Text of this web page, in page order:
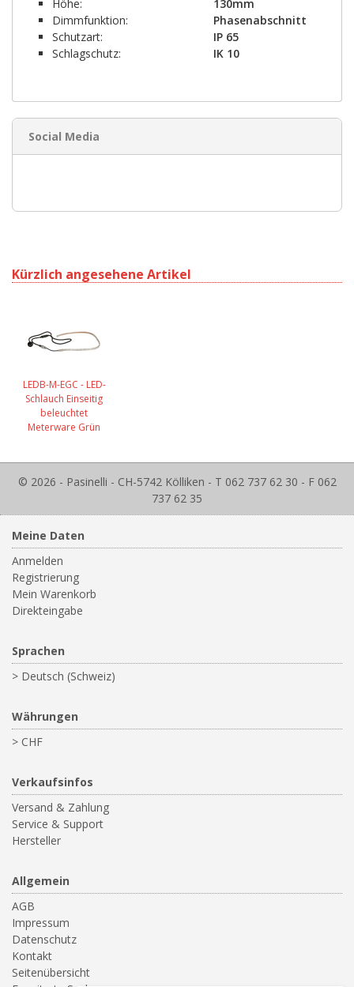
Höhe:
130mm
Dimmfunktion:
Phasenabschnitt
Schutzart:
IP 65
Schlagschutz:
IK 10
Social Media
Kürzlich angesehene Artikel
LEDB-M-EGC - LED-
Schlauch Einseitig
beleuchtet
Meterware Grün
© 2026 - Pasinelli - CH-5742 Kölliken - T 062 737 62 30 - F 062
737 62 35
Meine Daten
Anmelden
Registrierung
Mein Warenkorb
Direkteingabe
Sprachen
> Deutsch (Schweiz)
Währungen
> CHF
Verkaufsinfos
Versand & Zahlung
Service & Support
Hersteller
Allgemein
AGB
Impressum
Datenschutz
Kontakt
Seitenübersicht